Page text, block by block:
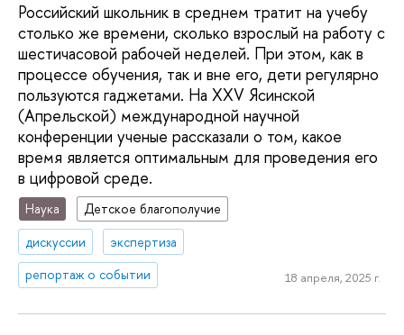
Российский школьник в среднем тратит на учебу
столько же времени, сколько взрослый на работу с
шестичасовой рабочей неделей. При этом, как в
процессе обучения, так и вне его, дети регулярно
пользуются гаджетами. На XXV Ясинской
(Апрельской) международной научной
конференции ученые рассказали о том, какое
время является оптимальным для проведения его
в цифровой среде.
Наука
Детское благополучие
дискуссии
экспертиза
репортаж о событии
18 апреля, 2025 г.